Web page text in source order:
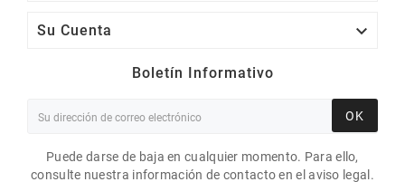
Su Cuenta 
Boletín Informativo
OK
Puede darse de baja en cualquier momento. Para ello,
consulte nuestra información de contacto en el aviso legal.